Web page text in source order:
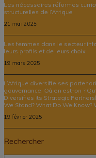
Les nécessaires réformes
structurelles de l’Afrique
21 mai 2025
Les femmes dans le secteur
leurs profils et de leurs choix
19 mars 2025
L’Afrique diversifie ses
gouvernance: Où en est-on ?
Diversifies its Strategic
We Stand? What Do We Know?
19 février 2025
Rechercher